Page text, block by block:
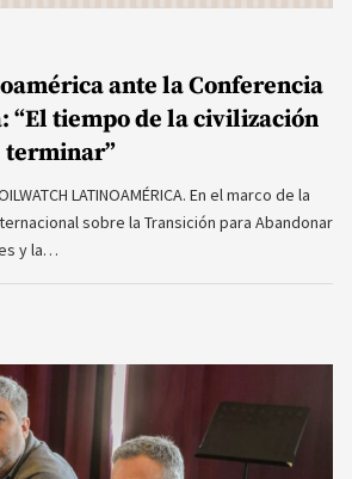
ante la Conferencia
“El tiempo de la civilización
terminar”
LATINOAMÉRICA. En el marco de la
sobre la Transición para Abandonar
y la…